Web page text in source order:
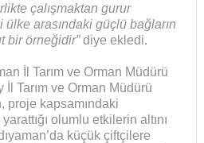
çalışmaktan gurur
arasındaki güçlü bağların
bir örneğidir”diye ekledi.
İl Tarım ve Orman Müdürü
İl Tarım ve Orman Müdürü
proje kapsamındaki
olumlu etkilerin altını
küçük çiftçilere